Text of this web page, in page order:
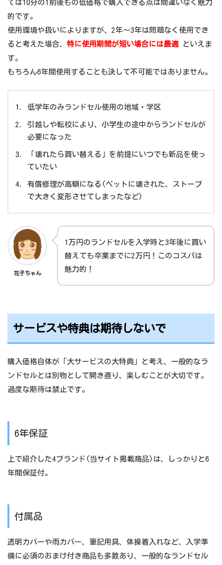
ては10分の1前後もの低価格で購入できる点は間違いなく魅力
的です。
使用環境や扱いによりますが、2年～3年は問題なく使用でき
ると考えた場合、 特に使用期間が短い場合には最適といえま
す。
もちろん6年間使用することも決して不可能ではありません。
低学年のみランドセル使用の地域・学区
引越しや転校により、小学生の途中からランドセルが
必要になった
「壊れたら買い替える」を前提にいつでも新品を使っ
ていたい
有償修理が高額になる(ペットに壊された、ストーブ
で大きく変形させてしまったなど)
花子ちゃん
1万円のランドセルを入学時と3年後に買い
替えても卒業までに2万円！このコスパは
魅力的！
サービスや特典は期待しないで
購入価格自体が「大サービスの大特典」と考え、一般的なラ
ンドセルとは別物として開き直り、楽しむことが大切です。
過度な期待は禁止です。
6年保証
上で紹介した4ブランド(当サイト掲載商品)は、しっかりと6
年間保証付。
付属品
透明カバーや雨カバー、筆記用具、体操着入れなど、入学準
備に必須のおまけ付き商品も多数あり、一般的なランドセル